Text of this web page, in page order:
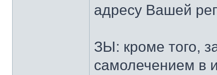
адресу Вашей
ЗЫ: кроме того,
самолечением в